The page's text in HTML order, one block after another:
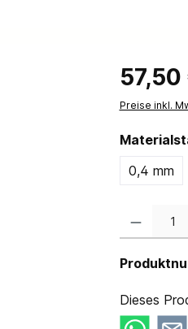
Preise inkl.
0,4 mm
Dieses